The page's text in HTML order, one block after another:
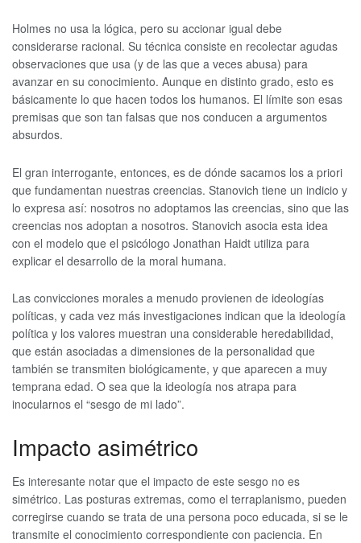
Holmes no usa la lógica, pero su accionar igual debe
considerarse racional. Su técnica consiste en recolectar agudas
observaciones que usa (y de las que a veces abusa) para
avanzar en su conocimiento. Aunque en distinto grado, esto es
básicamente lo que hacen todos los humanos. El límite son esas
premisas que son tan falsas que nos conducen a argumentos
absurdos.
El gran interrogante, entonces, es de dónde sacamos los a priori
que fundamentan nuestras creencias. Stanovich tiene un indicio y
lo expresa así: nosotros no adoptamos las creencias, sino que las
creencias nos adoptan a nosotros. Stanovich asocia esta idea
con el modelo que el psicólogo Jonathan Haidt utiliza para
explicar el desarrollo de la moral humana.
Las convicciones morales a menudo provienen de ideologías
políticas, y cada vez más investigaciones indican que la ideología
política y los valores muestran una considerable heredabilidad,
que están asociadas a dimensiones de la personalidad que
también se transmiten biológicamente, y que aparecen a muy
temprana edad. O sea que la ideología nos atrapa para
inocularnos el “sesgo de mi lado”.
Impacto asimétrico
Es interesante notar que el impacto de este sesgo no es
simétrico. Las posturas extremas, como el terraplanismo, pueden
corregirse cuando se trata de una persona poco educada, si se le
transmite el conocimiento correspondiente con paciencia. En